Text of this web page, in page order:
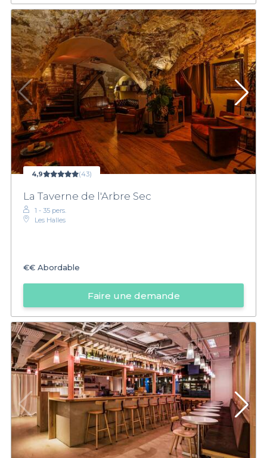
4,9 (43)
La Taverne de l'Arbre Sec
1 - 35 pers.
Les Halles
€€ Abordable
Faire une demande